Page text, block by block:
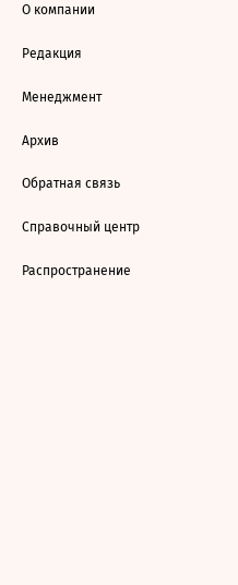
О компании
Редакция
Менеджмент
Архив
Обратная связь
Справочный центр
Распространение